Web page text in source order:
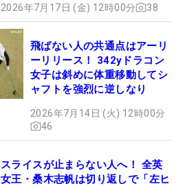
2026年7月17日 (金) 12時00分 38
飛ばない人の共通点はアーリ
ーリリース！ 342yドラコン
女子は斜めに体重移動してシ
ャフトを強烈に逆しなり
2026年7月14日 (火) 12時00分
46
スライスが止まらない人へ！ 全英
女王・桑木志帆は切り返しで「左ヒ